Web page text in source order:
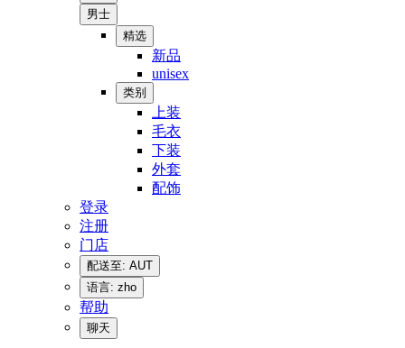
男士
精选
新品
unisex
类别
上装
毛衣
下装
外套
配饰
登录
注册
门店
配送至: AUT
语言: zho
帮助
聊天